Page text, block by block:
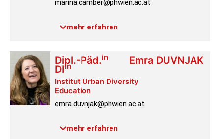
marina.camber@phwien.ac.at
mehr erfahren
Dipl.-Päd.in
DIin Emra DUVNJAK
Institut Urban Diversity
Education
emra.duvnjak@phwien.ac.at
Link PH-Online
mehr erfahren